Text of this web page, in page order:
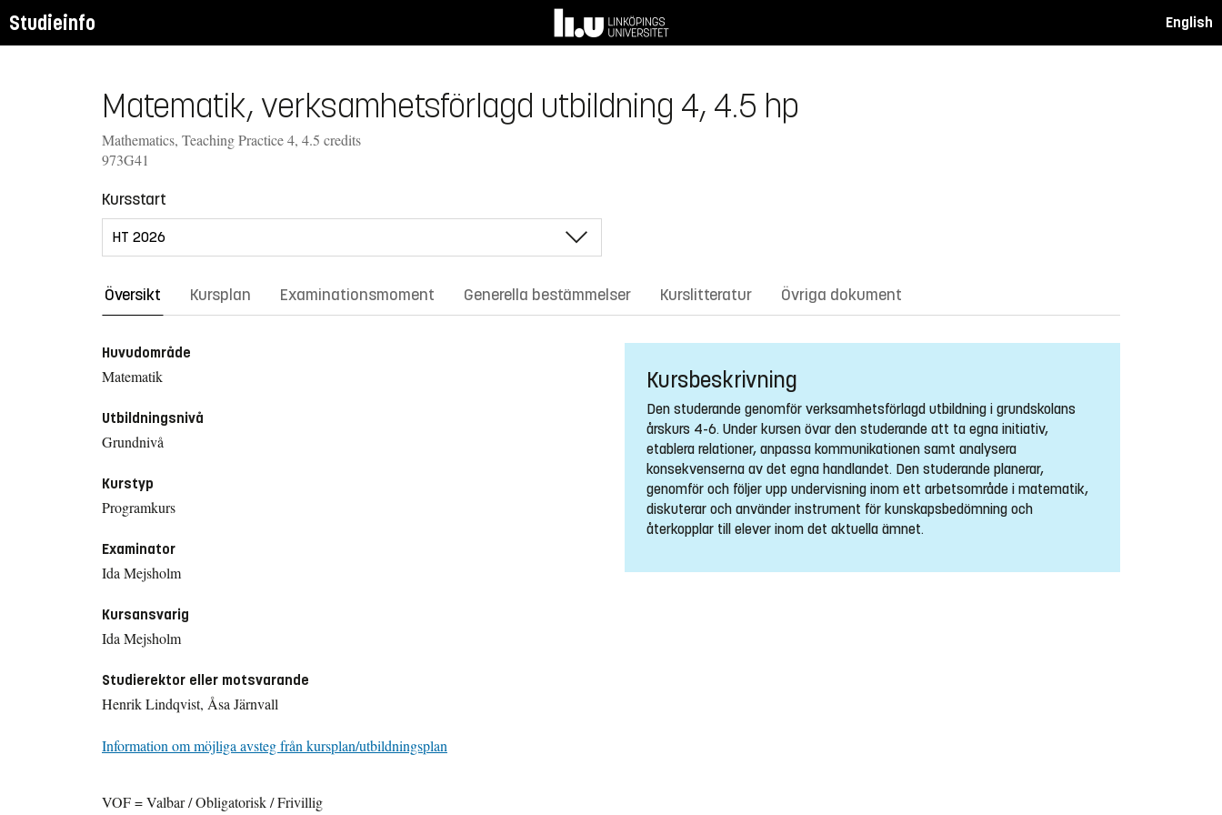
Studieinfo English
Matematik, verksamhetsförlagd utbildning 4, 4.5 hp
Mathematics, Teaching Practice 4, 4.5 credits
973G41
Kursstart
Översikt Kursplan Examinationsmoment Generella bestämmelser Kurslitteratur Övriga dokument
Huvudområde
Matematik
Utbildningsnivå
Grundnivå
Kurstyp
Programkurs
Examinator
Ida Mejsholm
Kursansvarig
Ida Mejsholm
Studierektor eller motsvarande
Henrik Lindqvist, Åsa Järnvall
Information om möjliga avsteg från kursplan/utbildningsplan
Kursbeskrivning
Den studerande genomför verksamhetsförlagd utbildning i grundskolans
årskurs 4-6. Under kursen övar den studerande att ta egna initiativ,
etablera relationer, anpassa kommunikationen samt analysera
konsekvenserna av det egna handlandet. Den studerande planerar,
genomför och följer upp undervisning inom ett arbetsområde i matematik,
diskuterar och använder instrument för kunskapsbedömning och
återkopplar till elever inom det aktuella ämnet.
VOF = Valbar / Obligatorisk / Frivillig